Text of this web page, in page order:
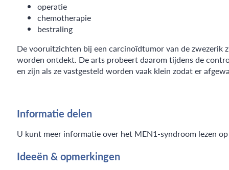
operatie
chemotherapie
bestraling
De vooruitzichten bij een carcinoïdtumor van de zwezerik
worden ontdekt. De arts probeert daarom tijdens de
en zijn als ze vastgesteld worden vaak klein zodat er
Informatie delen
U kunt meer informatie over het MEN1-syndroom lezen
Ideeën & opmerkingen